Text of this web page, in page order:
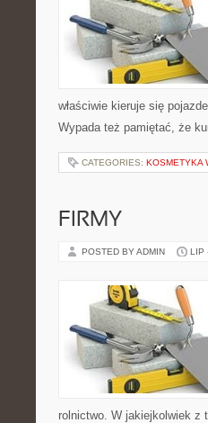
właściwie kieruje się
Wypada też pamiętać, że
CATEGORIES: KOSMETYKA
FIRMY
POSTED BY ADMIN LIP
rolnictwo. W jakiejkolwiek z